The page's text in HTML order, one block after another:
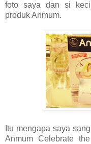
foto saya dan si
produk Anmum.
Itu mengapa saya
Anmum Celebrate